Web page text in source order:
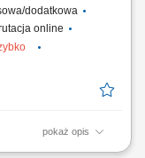
dodatkowa
online
pokaż opis
zakupów;